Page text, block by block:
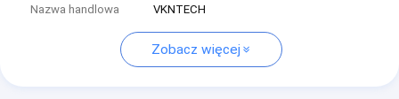
Nazwa handlowa
VKNTECH
Zobacz więcej